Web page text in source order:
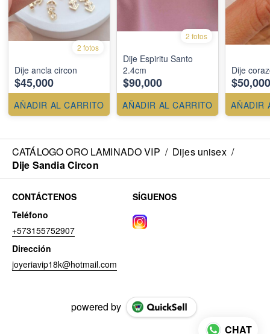
2 fotos
Dije ancla circon
$45,000
AÑADIR AL CARRITO
2 fotos
Dije Espiritu Santo
2.4cm
$90,000
AÑADIR AL CARRITO
Dije
$50,000
AÑADIR
CATÁLOGO ORO LAMINADO VIP / Dijes unisex /
Dije Sandia Circon
CONTÁCTENOS
Teléfono
+573155752907
Dirección
joyeriavip18k@hotmail.com
SÍGUENOS
powered by
CHAT